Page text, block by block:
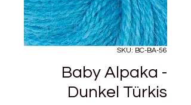
SKU: BC-BA-56
Baby Alpaka -
Dunkel Türkis